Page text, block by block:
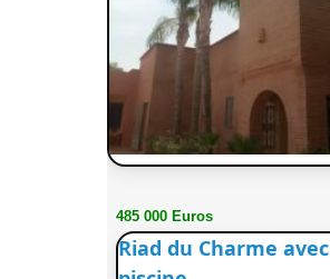
485 000 Euros
Riad du Charme avec